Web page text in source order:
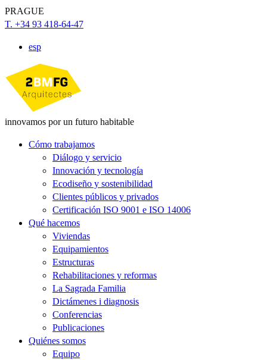
PRAGUE
T. +34 93 418-64-47
esp
innovamos por un futuro habitable
Cómo trabajamos
Diálogo y servicio
Innovación y tecnología
Ecodiseño y sostenibilidad
Clientes públicos y privados
Certificación ISO 9001 e ISO 14006
Qué hacemos
Viviendas
Equipamientos
Estructuras
Rehabilitaciones y reformas
La Sagrada Familia
Dictámenes i diagnosis
Conferencias
Publicaciones
Quiénes somos
Equipo